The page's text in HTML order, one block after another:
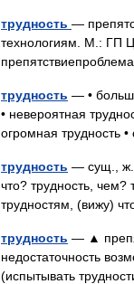
трудность —
технологиям. М.: ГП
трудность — •
• невероятная
огромная трудность
трудность — сущ., ж.,
что? трудность, чем?
трудностям, (вижу)
трудность — ▲
недостаточность
(испытывать